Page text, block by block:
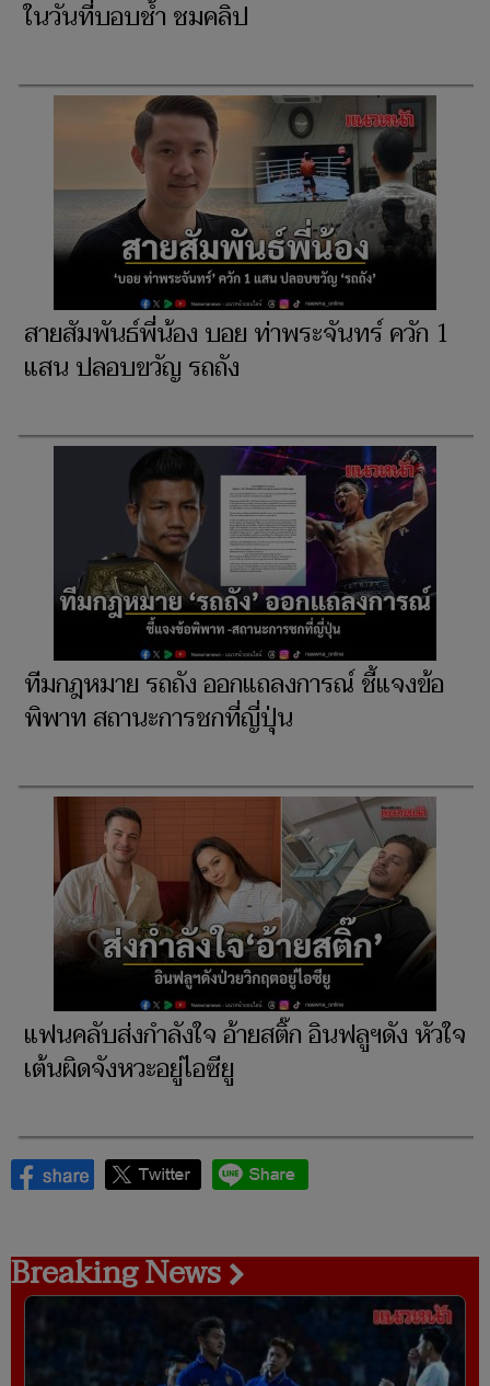
ในวันที่บอบช้ำ ชมคลิป
สายสัมพันธ์พี่น้อง บอย ท่าพระจันทร์ ควัก 1
แสน ปลอบขวัญ รถถัง
ทีมกฎหมาย รถถัง ออกแถลงการณ์ ชี้แจงข้อ
พิพาท สถานะการชกที่ญี่ปุ่น
แฟนคลับส่งกำลังใจ อ้ายสติ๊ก อินฟลูฯดัง หัวใจ
เต้นผิดจังหวะอยู่ไอซียู
Breaking News